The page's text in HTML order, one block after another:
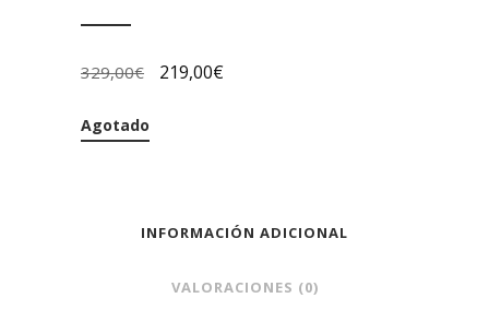
329,00€ 219,00€
Agotado
INFORMACIÓN ADICIONAL
VALORACIONES (0)